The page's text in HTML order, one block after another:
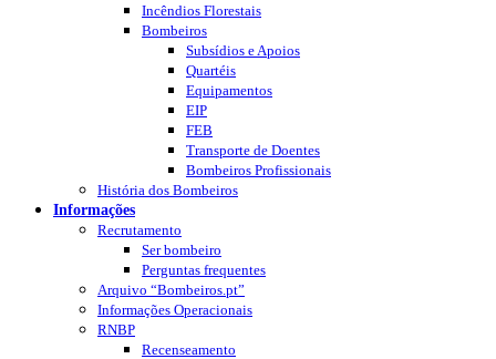
Incêndios Florestais
Bombeiros
Subsídios e Apoios
Quartéis
Equipamentos
EIP
FEB
Transporte de Doentes
Bombeiros Profissionais
História dos Bombeiros
Informações
Recrutamento
Ser bombeiro
Perguntas frequentes
Arquivo “Bombeiros.pt”
Informações Operacionais
RNBP
Recenseamento